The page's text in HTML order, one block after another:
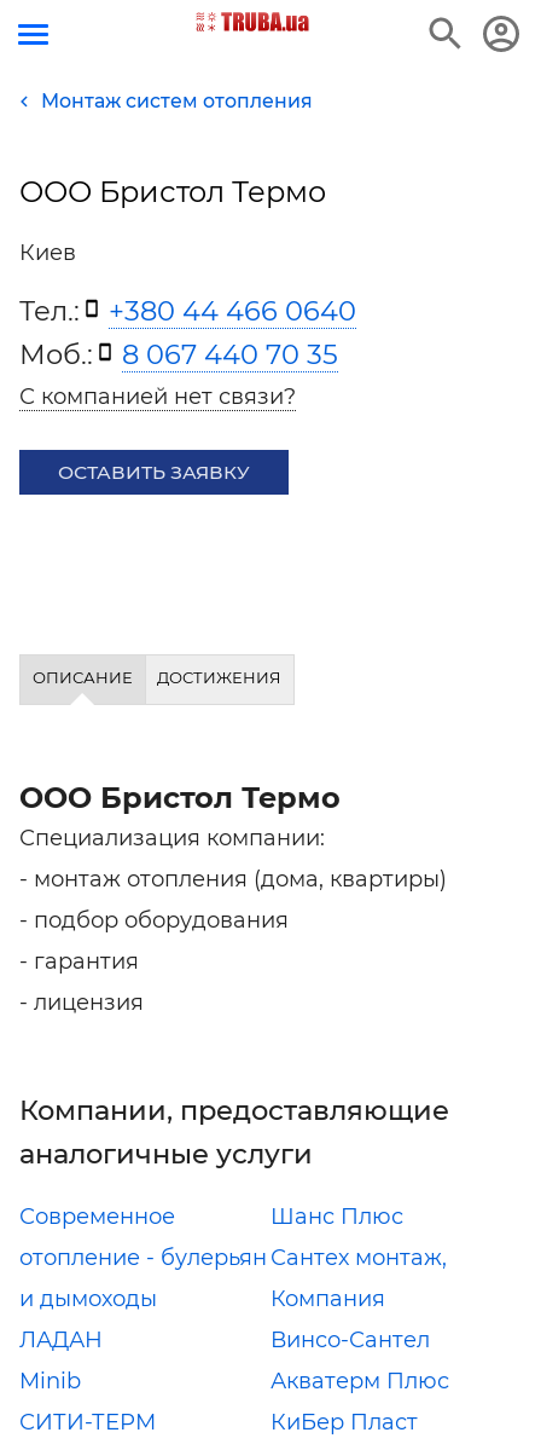
Монтаж систем отопления
ООО Бристол Термо
Киев
Тел.:
+380 44 466 0640
Моб.:
8 067 440 70 35
С компанией нет связи?
ОСТАВИТЬ ЗАЯВКУ
ОПИСАНИЕ ДОСТИЖЕНИЯ
ООО Бристол Термо
Специализация компании:
- монтаж отопления (дома, квартиры)
- подбор оборудования
- гарантия
- лицензия
Компании, предоставляющие
аналогичные услуги
Современное
отопление - булерьян
и дымоходы
Шанс Плюс
Сантех монтаж,
Компания
ЛАДАН
Винсо-Сантел
Minib
Акватерм Плюс
СИТИ-ТЕРМ
КиБер Пласт